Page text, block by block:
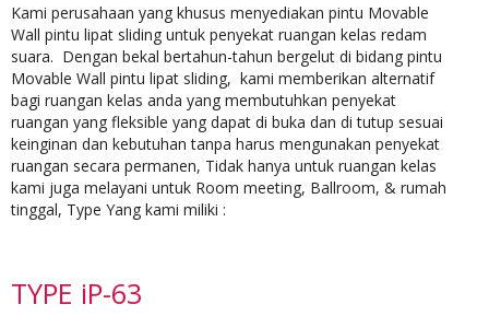
Kami perusahaan yang khusus menyediakan pintu Movable
Wall pintu lipat sliding untuk penyekat ruangan kelas redam
suara. Dengan bekal bertahun-tahun bergelut di bidang pintu
Movable Wall pintu lipat sliding, kami memberikan alternatif
bagi ruangan kelas anda yang membutuhkan penyekat
ruangan yang fleksible yang dapat di buka dan di tutup sesuai
keinginan dan kebutuhan tanpa harus mengunakan penyekat
ruangan secara permanen, Tidak hanya untuk ruangan kelas
kami juga melayani untuk Room meeting, Ballroom, & rumah
tinggal, Type Yang kami miliki :
TYPE iP-63